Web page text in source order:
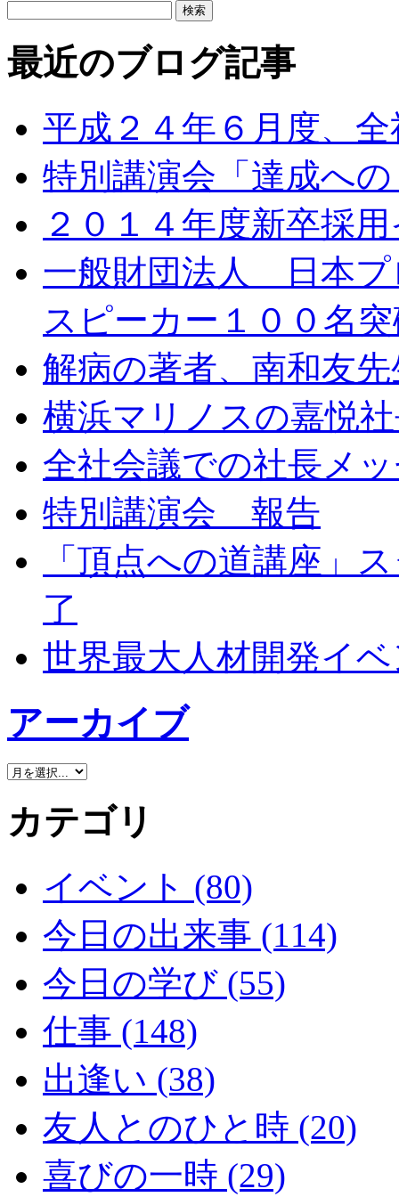
最近のブログ記事
平成２４年６月度、
特別講演会「達成へ
２０１４年度新卒採
一般財団法人 日本
スピーカー１００名
解病の著者、南和友
横浜マリノスの嘉悦
全社会議での社長メ
特別講演会 報告
「頂点への道講座」
了
世界最大人材開発イ
アーカイブ
カテゴリ
イベント (80)
今日の出来事 (114)
今日の学び (55)
仕事 (148)
出逢い (38)
友人とのひと時 (20)
喜びの一時 (29)